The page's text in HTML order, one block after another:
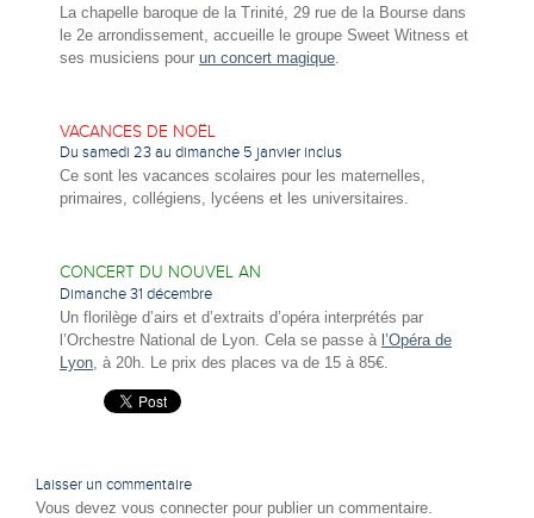
La chapelle baroque de la Trinité, 29 rue de la Bourse dans
le 2e arrondissement, accueille le groupe Sweet Witness et
ses musiciens pour un concert magique
VACANCES DE NOËL
Du samedi 23 au dimanche 5 janvier inclus
Ce sont les vacances scolaires pour les maternelles,
primaires, collégiens, lycéens et les universitaires.
CONCERT DU NOUVEL AN
Dimanche 31 décembre
Un florilège d’airs et d’extraits d’opéra interprétés par
l’Orchestre National de Lyon. Cela se passe à l’Opéra de
Lyon , à 20h. Le prix des places va de 15 à 85€.
Laisser un commentaire
Vous devez vous connecter pour publier un commentaire.